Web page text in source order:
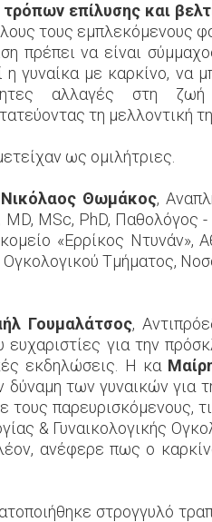
τρόπων επίλυσης και
τους εμπλεκόμενους
πρέπει να είναι
γυναίκα με καρκίνο, να
αλλαγές στη
τη μελλοντική
ως ομιλήτριες.
Νικόλαος Θωμάκος,
, MD, MSc, PhD, Παθολόγος
«Ερρίκος Ντυνάν»,
Τμήματος,
Γουμαλάτσος,
για την
εκδηλώσεις. Η κα
δύναμη των γυναικών για
τους παρευρισκόμενους,
& Γυναικολογικής
ανέφερε πως ο
στρογγυλό